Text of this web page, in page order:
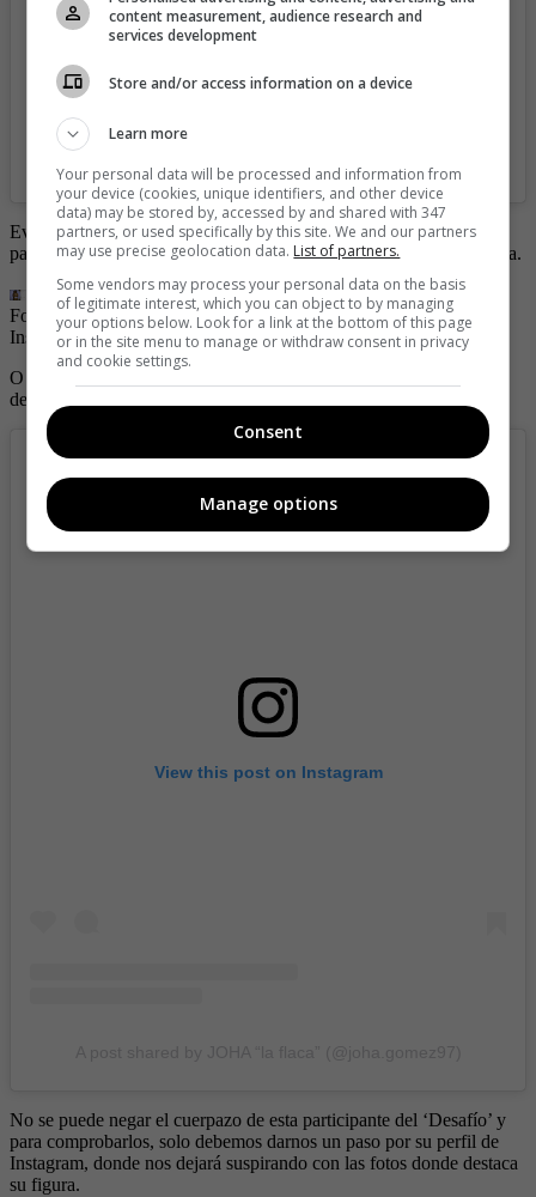
A post shared by JOHA “la flaca” (@joha.gomez97)
Evidencia de esto, la vez que posó de espalda ante la cámara, todo
para descrestar a más de un colombiano con su redonda retaguardia.
Foto: Instagram @joha.gomez97 | Foto:Captura de pantalla /
Instagram / Montaje
O cuando ha dejado ver su tonificado cuerpo en ropa interior,
dejando así a más de uno suspirando con tanta sensualidad.
View this post on Instagram
No se puede negar el cuerpazo de esta participante del ‘Desafío’ y
para comprobarlos, solo debemos darnos un paso por su perfil de
Instagram, donde nos dejará suspirando con las fotos donde destaca
su figura.
content measurement, audience research and
services development
Store and/or access information on a device
Learn more
Your personal data will be processed and information from
your device (cookies, unique identifiers, and other device
data) may be stored by, accessed by and shared with 347
partners, or used specifically by this site. We and our partners
may use precise geolocation data. List of partners.
Some vendors may process your personal data on the basis
of legitimate interest, which you can object to by managing
your options below. Look for a link at the bottom of this page
or in the site menu to manage or withdraw consent in privacy
and cookie settings.
Consent
Manage options